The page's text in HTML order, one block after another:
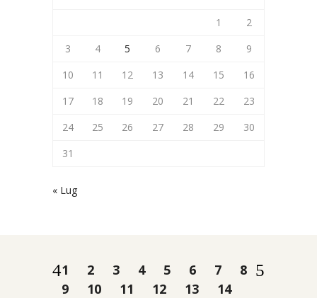
1
2
3
4 5 6 7 8
9
10
11 12 13 14 15
16
17
18 19 20 21 22
23
24
25 26 27 28 29
30
31
« Lug
1 2 3 4 5 6 7
8
9
10 11 12 13
14